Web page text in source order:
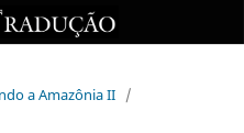
a Amazônia II /